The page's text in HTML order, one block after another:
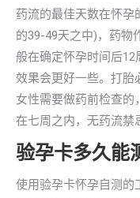
药流的最佳天数在怀孕
的39-49天之中)，药物
般在确定怀孕时间后12
效果会更好一些。打胎
女性需要做药前检查的
在七周之内，无药流禁
验孕卡多久能
使用验孕卡怀孕自测的